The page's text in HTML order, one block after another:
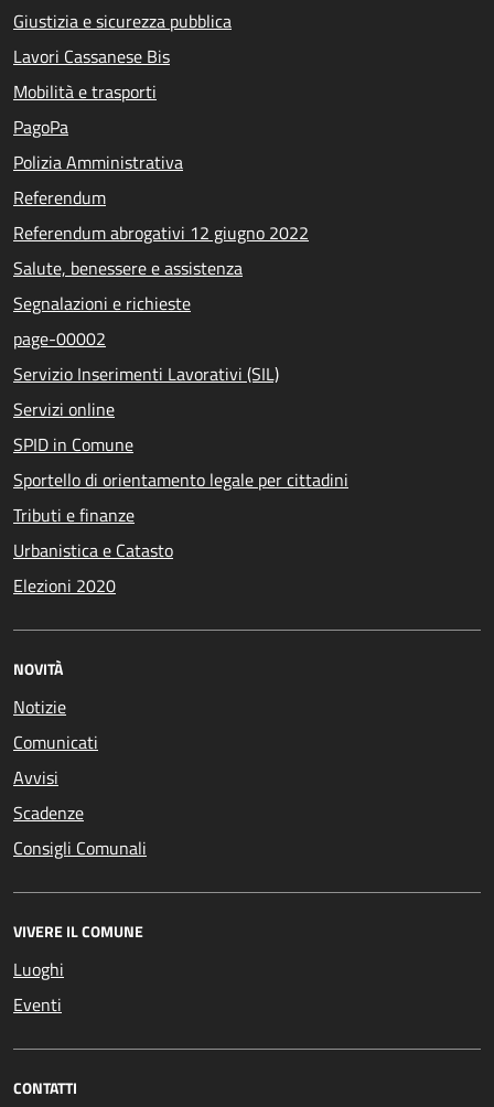
Giustizia e sicurezza pubblica
Lavori Cassanese Bis
Mobilità e trasporti
PagoPa
Polizia Amministrativa
Referendum
Referendum abrogativi 12 giugno 2022
Salute, benessere e assistenza
Segnalazioni e richieste
page-00002
Servizio Inserimenti Lavorativi (SIL)
Servizi online
SPID in Comune
Sportello di orientamento legale per cittadini
Tributi e finanze
Urbanistica e Catasto
Elezioni 2020
NOVITÀ
Notizie
Comunicati
Avvisi
Scadenze
Consigli Comunali
VIVERE IL COMUNE
Luoghi
Eventi
CONTATTI